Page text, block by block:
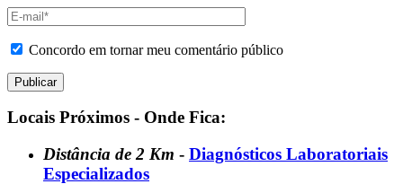
Concordo em tornar meu comentário público
Locais Próximos - Onde Fica:
Distância de 2 Km - Diagnósticos Laboratoriais
Especializados